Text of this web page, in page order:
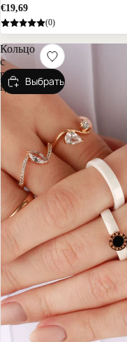
€19,69
(0)
Кольцо
с
римскими
цифрамиВыбрать